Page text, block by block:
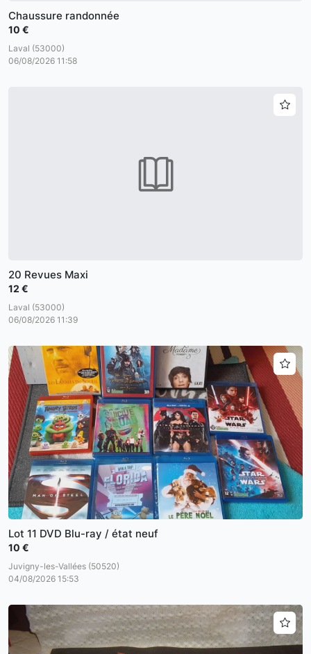
Chaussure randonnée
10 €
Laval (53000)
06/08/2026 11:58
20 Revues Maxi
12 €
Laval (53000)
06/08/2026 11:39
Lot 11 DVD Blu-ray / état neuf
10 €
Juvigny-les-Vallées (50520)
04/08/2026 15:53